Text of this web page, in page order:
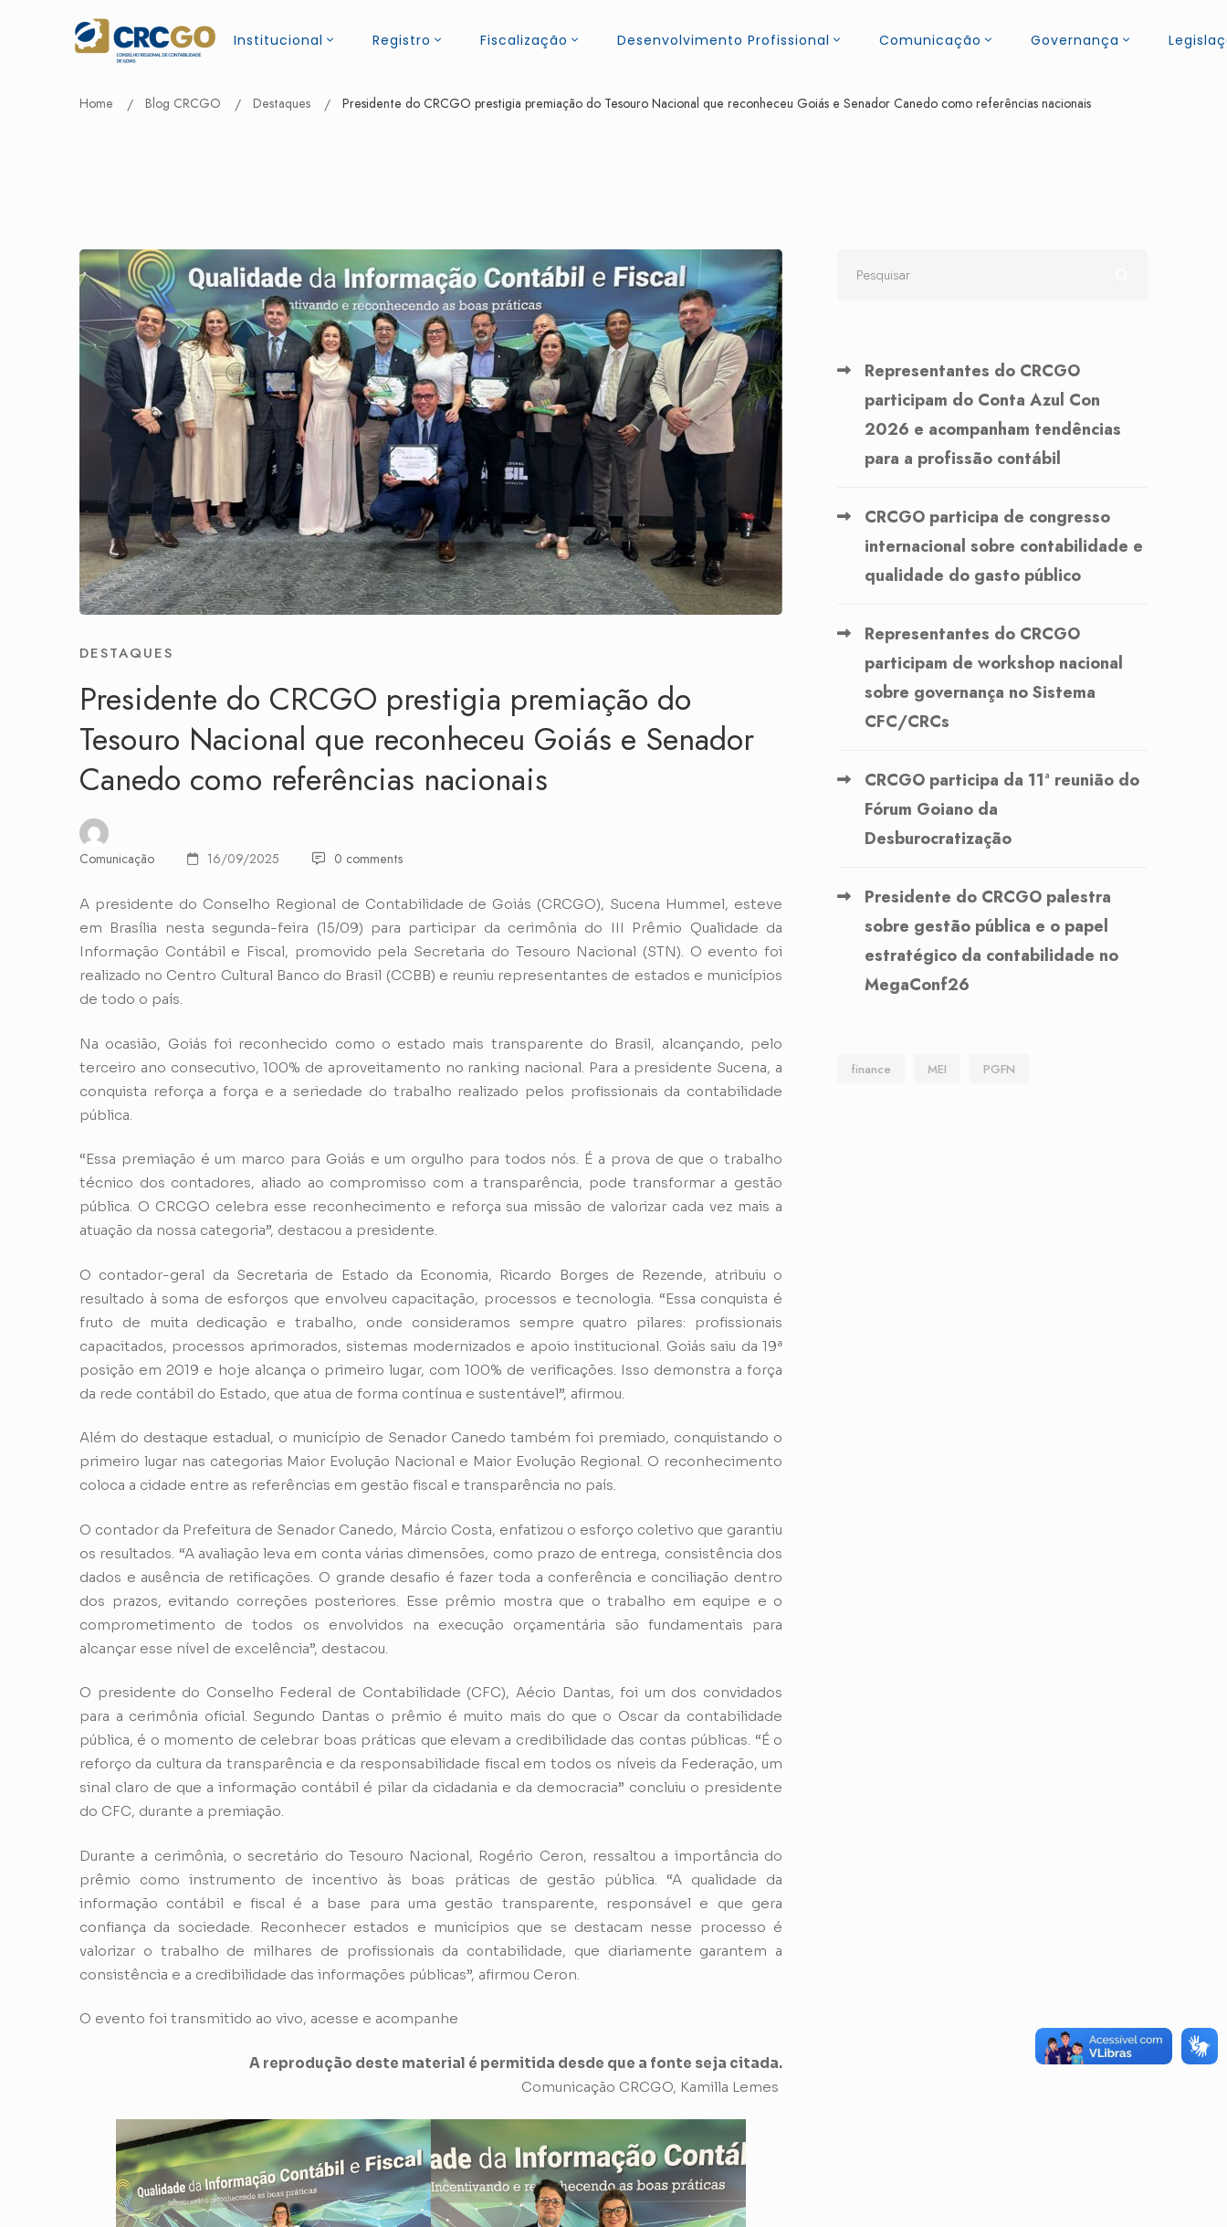
Institucional Registro Fiscalização Desenvolvimento Profissional Comunicação Governança
Home Blog CRCGO Destaques Presidente do CRCGO prestigia premiação do Tesouro Nacional que reconheceu Goiás e Senador Canedo como referências nacionais
DESTAQUES
Presidente do CRCGO prestigia premiação do
Tesouro Nacional que reconheceu Goiás e Senador
Canedo como referências nacionais
Comunicação 16/09/2025 0 comments
A presidente do Conselho Regional de Contabilidade de Goiás (CRCGO), Sucena Hummel, esteve
em Brasília nesta segunda-feira (15/09) para participar da cerimônia do III Prêmio Qualidade da
Informação Contábil e Fiscal, promovido pela Secretaria do Tesouro Nacional (STN). O evento foi
realizado no Centro Cultural Banco do Brasil (CCBB) e reuniu representantes de estados e municípios
de todo o país.
Na ocasião, Goiás foi reconhecido como o estado mais transparente do Brasil, alcançando, pelo
terceiro ano consecutivo, 100% de aproveitamento no ranking nacional. Para a presidente Sucena, a
conquista reforça a força e a seriedade do trabalho realizado pelos profissionais da contabilidade
pública.
“Essa premiação é um marco para Goiás e um orgulho para todos nós. É a prova de que o trabalho
técnico dos contadores, aliado ao compromisso com a transparência, pode transformar a gestão
pública. O CRCGO celebra esse reconhecimento e reforça sua missão de valorizar cada vez mais a
atuação da nossa categoria”, destacou a presidente.
O contador-geral da Secretaria de Estado da Economia, Ricardo Borges de Rezende, atribuiu o
resultado à soma de esforços que envolveu capacitação, processos e tecnologia. “Essa conquista é
fruto de muita dedicação e trabalho, onde consideramos sempre quatro pilares: profissionais
capacitados, processos aprimorados, sistemas modernizados e apoio institucional. Goiás saiu da 19ª
posição em 2019 e hoje alcança o primeiro lugar, com 100% de verificações. Isso demonstra a força
da rede contábil do Estado, que atua de forma contínua e sustentável”, afirmou.
Além do destaque estadual, o município de Senador Canedo também foi premiado, conquistando o
primeiro lugar nas categorias Maior Evolução Nacional e Maior Evolução Regional. O reconhecimento
coloca a cidade entre as referências em gestão fiscal e transparência no país.
O contador da Prefeitura de Senador Canedo, Márcio Costa, enfatizou o esforço coletivo que garantiu
os resultados. “A avaliação leva em conta várias dimensões, como prazo de entrega, consistência dos
dados e ausência de retificações. O grande desafio é fazer toda a conferência e conciliação dentro
dos prazos, evitando correções posteriores. Esse prêmio mostra que o trabalho em equipe e o
comprometimento de todos os envolvidos na execução orçamentária são fundamentais para
alcançar esse nível de excelência”, destacou.
O presidente do Conselho Federal de Contabilidade (CFC), Aécio Dantas, foi um dos convidados
para a cerimônia oficial. Segundo Dantas o prêmio é muito mais do que o Oscar da contabilidade
pública, é o momento de celebrar boas práticas que elevam a credibilidade das contas públicas. “É o
reforço da cultura da transparência e da responsabilidade fiscal em todos os níveis da Federação, um
sinal claro de que a informação contábil é pilar da cidadania e da democracia” concluiu o presidente
do CFC, durante a premiação.
Durante a cerimônia, o secretário do Tesouro Nacional, Rogério Ceron, ressaltou a importância do
prêmio como instrumento de incentivo às boas práticas de gestão pública. “A qualidade da
informação contábil e fiscal é a base para uma gestão transparente, responsável e que gera
confiança da sociedade. Reconhecer estados e municípios que se destacam nesse processo é
valorizar o trabalho de milhares de profissionais da contabilidade, que diariamente garantem a
consistência e a credibilidade das informações públicas”, afirmou Ceron.
O evento foi transmitido ao vivo, acesse e acompanhe
A reprodução deste material é permitida desde que a fonte seja citada.
Comunicação CRCGO, Kamilla Lemes
Representantes do CRCGO
participam do Conta Azul Con
2026 e acompanham tendências
para a profissão contábil
CRCGO participa de congresso
internacional sobre contabilidade e
qualidade do gasto público
Representantes do CRCGO
participam de workshop nacional
sobre governança no Sistema
CFC/CRCs
CRCGO participa da 11ª reunião do
Fórum Goiano da
Desburocratização
Presidente do CRCGO palestra
sobre gestão pública e o papel
estratégico da contabilidade no
MegaConf26
finance MEI PGFN